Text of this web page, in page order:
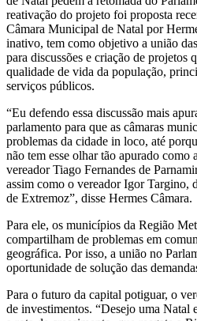
reativação do projeto foi proposta
Câmara Municipal de Natal por
inativo, tem como objetivo a união
para discussões e criação de projetos
qualidade de vida da população,
serviços públicos.
“Eu defendo essa discussão mais
parlamento para que as câmaras
problemas da cidade in loco, até
não tem esse olhar tão apurado como
vereador Tiago Fernandes de
assim como o vereador Igor Targino,
de Extremoz”, disse Hermes Câmara.
Para ele, os municípios da Região
compartilham de problemas em
geográfica. Por isso, a união no
oportunidade de solução das
Para o futuro da capital potiguar, o
de investimentos. “Desejo uma Natal